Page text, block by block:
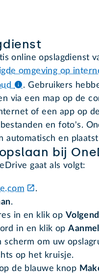
online opslagdienst
omgeving op
. Gebruikers
via een map op de
of een app op
en foto's.
automatisch en
bij
gaat als volgt:
.
.
in en klik op
in en klik op
scherm om uw
op het kruisje.
de blauwe knop